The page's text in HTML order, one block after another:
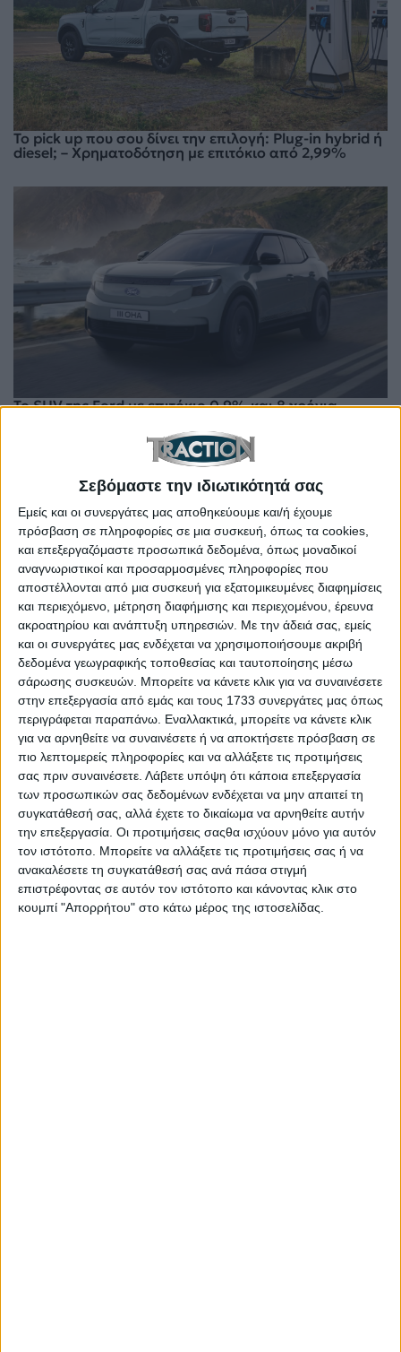
Σεβόμαστε την ιδιωτικότητά σας
Εμείς και οι συνεργάτες μας αποθηκεύουμε και/ή έχουμε
πρόσβαση σε πληροφορίες σε μια συσκευή, όπως τα cookies,
και επεξεργαζόμαστε προσωπικά δεδομένα, όπως μοναδικοί
αναγνωριστικοί και προσαρμοσμένες πληροφορίες που
αποστέλλονται από μια συσκευή για εξατομικευμένες διαφημίσεις
και περιεχόμενο, μέτρηση διαφήμισης και περιεχομένου, έρευνα
ακροατηρίου και ανάπτυξη υπηρεσιών. Με την άδειά σας, εμείς
και οι συνεργάτες μας ενδέχεται να χρησιμοποιήσουμε ακριβή
δεδομένα γεωγραφικής τοποθεσίας και ταυτοποίησης μέσω
σάρωσης συσκευών. Μπορείτε να κάνετε κλικ για να συναινέσετε
στην επεξεργασία από εμάς και τους 1733 συνεργάτες μας όπως
περιγράφεται παραπάνω. Εναλλακτικά, μπορείτε να κάνετε κλικ
για να αρνηθείτε να συναινέσετε ή να αποκτήσετε πρόσβαση σε
πιο λεπτομερείς πληροφορίες και να αλλάξετε τις προτιμήσεις
σας πριν συναινέσετε. Λάβετε υπόψη ότι κάποια επεξεργασία
των προσωπικών σας δεδομένων ενδέχεται να μην απαιτεί τη
συγκατάθεσή σας, αλλά έχετε το δικαίωμα να αρνηθείτε αυτήν
την επεξεργασία. Οι προτιμήσεις σαςθα ισχύουν μόνο για αυτόν
τον ιστότοπο. Μπορείτε να αλλάξετε τις προτιμήσεις σας ή να
ανακαλέσετε τη συγκατάθεσή σας ανά πάσα στιγμή
επιστρέφοντας σε αυτόν τον ιστότοπο και κάνοντας κλικ στο
κουμπί "Απορρήτου" στο κάτω μέρος της ιστοσελίδας.
Το pick up που σου δίνει την επιλογή: Plug-in hybrid ή
diesel; – Χρηματοδότηση με επιτόκιο από 2,99%
Το SUV της Ford με επιτόκιο 0,9% και 8 χρόνια
Το ιδανικό SUV για εταιρική χρήση: Χαμηλή
φορολογία και μίσθωση με 290 ευρώ / μήνα